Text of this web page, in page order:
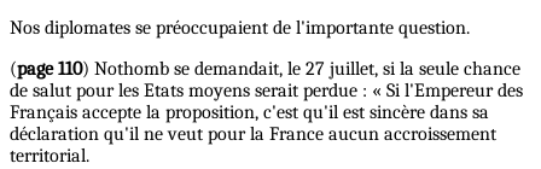
Nos diplomates se préoccupaient de l'importante question.
(page 110) Nothomb se demandait, le 27 juillet, si la seule chance
de salut pour les Etats moyens serait perdue : « Si l'Empereur des
Français accepte la proposition, c'est qu'il est sincère dans sa
déclaration qu'il ne veut pour la France aucun accroissement
territorial.